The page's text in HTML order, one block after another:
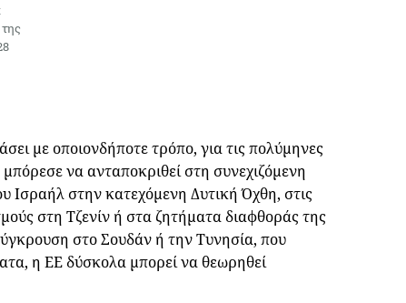
με οποιονδήποτε τρόπο, για τις πολύμηνες
να ανταποκριθεί στη συνεχιζόμενη
στην κατεχόμενη Δυτική Όχθη, στις
στη Τζενίν ή στα ζητήματα διαφθοράς της
στο Σουδάν ή την Τυνησία, που
η ΕΕ δύσκολα μπορεί να θεωρηθεί